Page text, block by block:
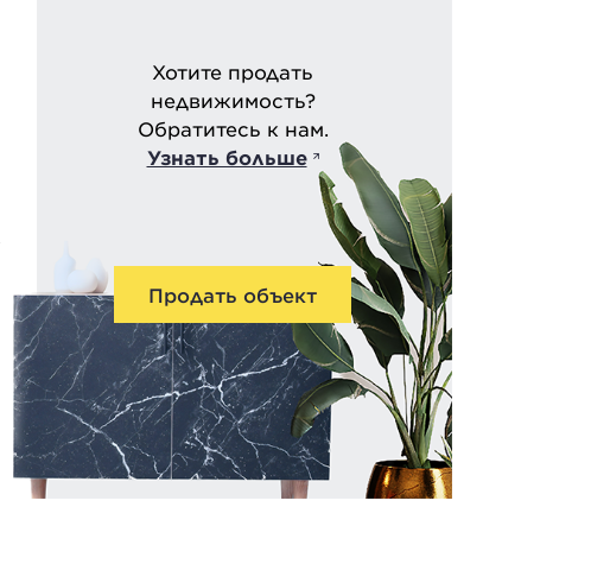
Хотите продать
недвижимость?
Обратитесь к нам.
Узнать больше
Продать объект